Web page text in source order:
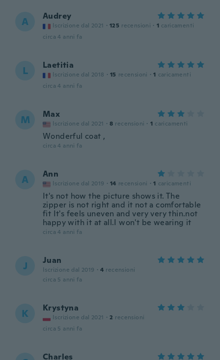
A Audrey
Iscrizione dal 2021 · 125 recensioni · 1 caricamenti
circa 4 anni fa
L Laetitia
Iscrizione dal 2018 · 15 recensioni · 1 caricamenti
circa 4 anni fa
M Max
Iscrizione dal 2021 · 8 recensioni · 1 caricamenti
Wonderful coat ,
circa 4 anni fa
A Ann
Iscrizione dal 2019 · 14 recensioni · 1 caricamenti
It's not how the picture shows it. The
zipper is not right and it not a comfortable
fit It's feels uneven and very very thin.not
happy with it at all.I won't be wearing it
circa 4 anni fa
J Juan
Iscrizione dal 2019 · 4 recensioni
circa 5 anni fa
K Krystyna
Iscrizione dal 2021 · 2 recensioni
circa 5 anni fa
Charles